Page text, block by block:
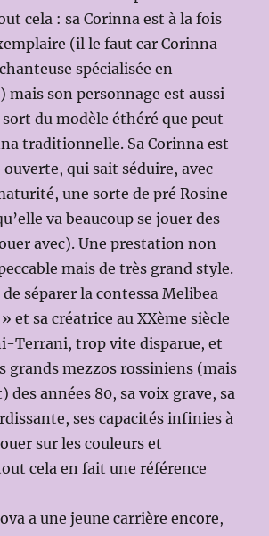
cela : sa Corinna est à la fois
(il le faut car Corinna
spécialisée en
son personnage est aussi
du modèle éthéré que peut
traditionnelle. Sa Corinna est
qui sait séduire, avec
une sorte de pré Rosine
va beaucoup se jouer des
avec). Une prestation non
mais de très grand style.
séparer la contessa Melibea
et sa créatrice au XXème siècle
Terrani, trop vite disparue, et
grands mezzos rossiniens (mais
des années 80, sa voix grave, sa
ses capacités infinies à
sur les couleurs et
cela en fait une référence
a une jeune carrière encore,